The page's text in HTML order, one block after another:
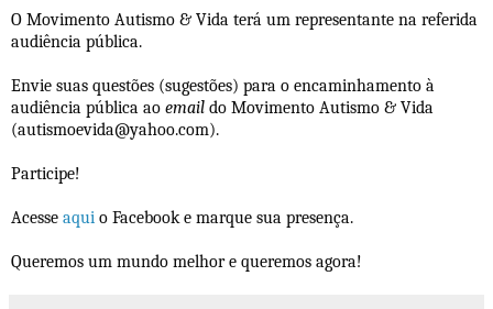
O Movimento Autismo & Vida terá um representante na referida
audiência pública.
Envie suas questões (sugestões) para o encaminhamento à
audiência pública ao email do Movimento Autismo & Vida
(autismoevida@yahoo.com).
Participe!
Acesse aqui o Facebook e marque sua presença.
Queremos um mundo melhor e queremos agora!